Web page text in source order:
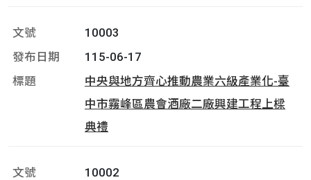
10003
115-06-17
中央與地方齊心推動農業六級產業化-臺
中市霧峰區農會酒廠二廠興建工程上樑
典禮
10002